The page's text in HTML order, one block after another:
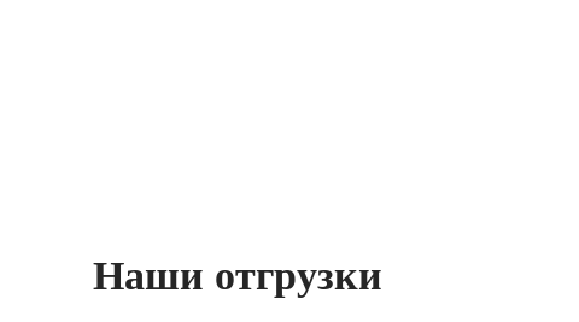
Наши отгрузки